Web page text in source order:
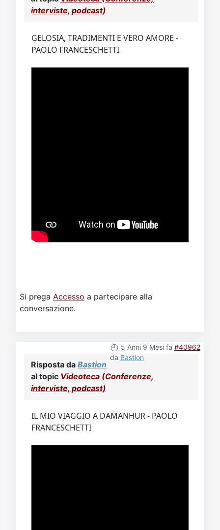
interviste, podcast)
GELOSIA, TRADIMENTI E VERO AMORE -
PAOLO FRANCESCHETTI
Si prega Accesso a partecipare alla
conversazione.
5 Anni 9 Mesi fa #40962
da Bastion
Risposta da Bastion
al topic Videoteca (Conferenze,
interviste, podcast)
IL MIO VIAGGIO A DAMANHUR - PAOLO
FRANCESCHETTI